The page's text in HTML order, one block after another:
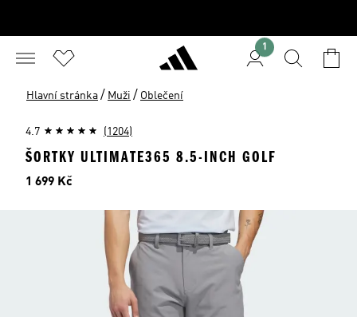
1
Hlavní stránka / Muži / Oblečení
4.7 (1204)
ŠORTKY ULTIMATE365 8.5-INCH GOLF
Cena
1 699 Kč